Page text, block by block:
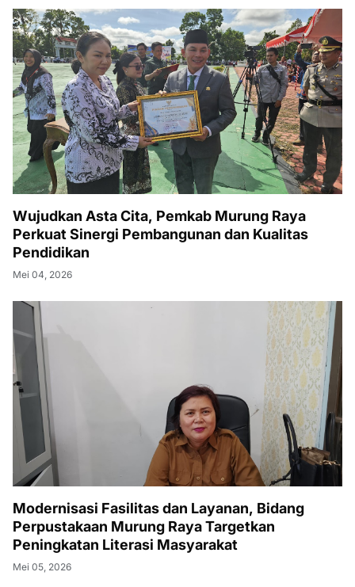
Wujudkan Asta Cita, Pemkab Murung Raya
Perkuat Sinergi Pembangunan dan Kualitas
Pendidikan
Mei 04, 2026
Modernisasi Fasilitas dan Layanan, Bidang
Perpustakaan Murung Raya Targetkan
Peningkatan Literasi Masyarakat
Mei 05, 2026